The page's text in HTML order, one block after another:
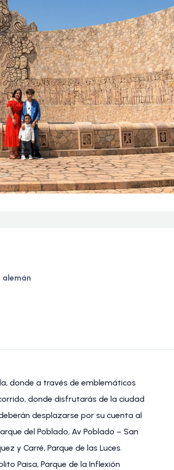
alemán
donde a través de emblemáticos
donde disfrutarás de la ciudad
desplazarse por su cuenta al
del Poblado, Av Poblado – San
y Carré, Parque de las Luces.
Paisa, Parque de la Inflexión